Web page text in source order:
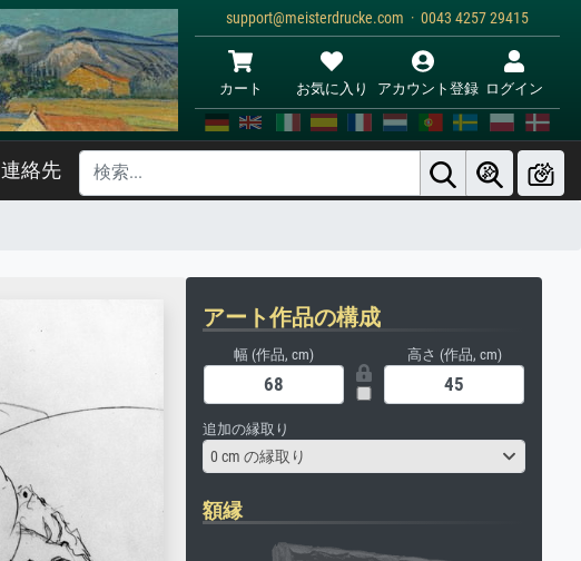
support@meisterdrucke.com · 0043 4257 29415
カート お気に入り アカウント登録 ログイン
連絡先
アート作品の構成
幅 (作品, cm) 高さ (作品, cm)
追加の縁取り
0 cm の縁取り
額縁